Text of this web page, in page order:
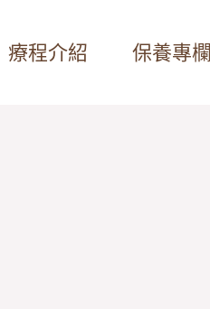
療程介紹 保養專欄